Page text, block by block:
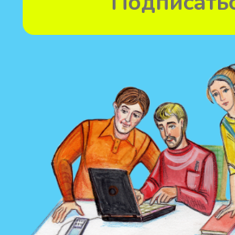
Длина видео – 47 секунд